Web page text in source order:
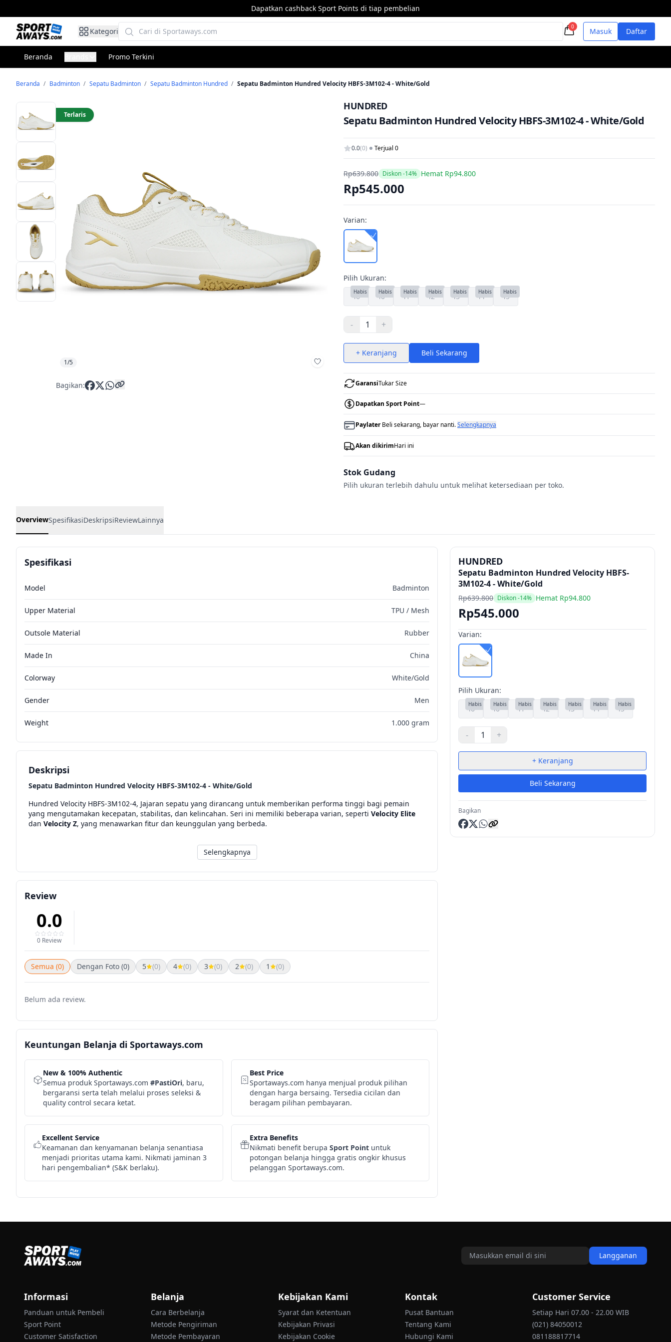
Dapatkan cashback Sport Points di tiap pembelian
Kategori 0 Masuk Daftar
Beranda Promo Terkini
Beranda / Badminton / Sepatu Badminton / Sepatu Badminton Hundred / Sepatu Badminton Hundred Velocity HBFS-3M102-4 - White/Gold
Terlaris
Tambah ke wishlist
1/5
Bagikan:
HUNDRED
Sepatu Badminton Hundred Velocity HBFS-3M102-4 - White/Gold
0.0(0) Terjual 0
Rp639.800 Diskon -14% Hemat Rp94.800
Rp545.000
Varian:
Pilih Ukuran:
46
Habis 40
Habis 41
Habis 42
Habis 43
Habis 44
Habis 45
Habis
- 1 +
+ Keranjang Beli Sekarang
GaransiTukar Size
Dapatkan Sport Point—
PaylaterBeli sekarang, bayar nanti.Selengkapnya
Akan dikirimHari ini
Stok Gudang
Pilih ukuran terlebih dahulu untuk melihat ketersediaan per toko.
OverviewSpesifikasiDeskripsiReviewLainnya
Spesifikasi
Model Badminton
Upper Material TPU / Mesh
Outsole Material Rubber
Made In China
Colorway White/Gold
Gender Men
Weight 1.000 gram
Deskripsi
Sepatu Badminton Hundred Velocity HBFS-3M102-4 - White/Gold
Hundred Velocity HBFS-3M102-4, Jajaran sepatu yang dirancang untuk memberikan performa tinggi bagi pemain
yang mengutamakan kecepatan, stabilitas, dan kelincahan. Seri ini memiliki beberapa varian, seperti Velocity Elite
dan Velocity Z, yang menawarkan fitur dan keunggulan yang berbeda.
Selengkapnya
Review
0.0
0 Review
Semua (0) Dengan Foto (0) 5 (0) 4 (0) 3 (0) 2 (0) 1 (0)
Belum ada review.
Keuntungan Belanja di Sportaways.com
New & 100% Authentic
Semua produk Sportaways.com #PastiOri, baru,
bergaransi serta telah melalui proses seleksi &
quality control secara ketat.
Best Price
Sportaways.com hanya menjual produk pilihan
dengan harga bersaing. Tersedia cicilan dan
beragam pilihan pembayaran.
Excellent Service
Keamanan dan kenyamanan belanja senantiasa
menjadi prioritas utama kami. Nikmati jaminan 3
hari pengembalian* (S&K berlaku).
Extra Benefits
Nikmati benefit berupaSport Point untuk
potongan belanja hingga gratis ongkir khusus
pelanggan Sportaways.com.
HUNDRED
Sepatu Badminton Hundred Velocity HBFS-
3M102-4 - White/Gold
Rp639.800 Diskon -14% Hemat Rp94.800
Rp545.000
Varian:
Pilih Ukuran:
46
Habis 40
Habis 41
Habis 42
Habis 43
Habis 44
Habis 45
Habis
- 1 +
+ Keranjang
Beli Sekarang
Bagikan
Langganan
Informasi
Panduan untuk Pembeli
Sport Point
Customer Satisfaction
Belanja
Cara Berbelanja
Metode Pengiriman
Metode Pembayaran
Kebijakan Kami
Syarat dan Ketentuan
Kebijakan Privasi
Kebijakan Cookie
Kontak
Pusat Bantuan
Tentang Kami
Hubungi Kami
Customer Service
Setiap Hari 07.00 - 22.00 WIB
(021) 84050012
081188817714